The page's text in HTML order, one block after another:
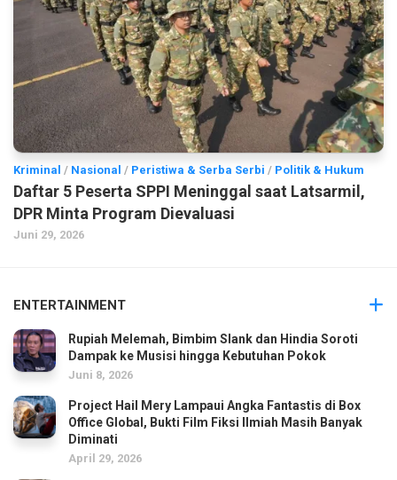
Kriminal / Nasional / Peristiwa & Serba Serbi / Politik & Hukum
Daftar 5 Peserta SPPI Meninggal saat Latsarmil,
DPR Minta Program Dievaluasi
Juni 29, 2026
ENTERTAINMENT
Rupiah Melemah, Bimbim Slank dan Hindia Soroti
Dampak ke Musisi hingga Kebutuhan Pokok
Juni 8, 2026
Project Hail Mery Lampaui Angka Fantastis di Box
Office Global, Bukti Film Fiksi Ilmiah Masih Banyak
Diminati
April 29, 2026